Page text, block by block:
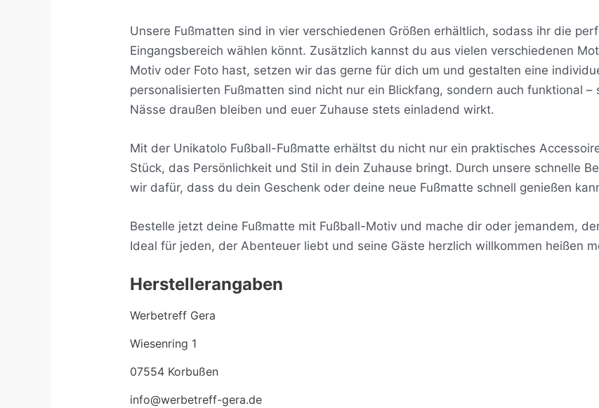
Unsere Fußmatten sind in vier verschiedenen Größen erhältlich, sodass ihr die
Eingangsbereich wählen könnt. Zusätzlich kannst du aus vielen verschiedenen
Motiv oder Foto hast, setzen wir das gerne für dich um und gestalten eine
personalisierten Fußmatten sind nicht nur ein Blickfang, sondern auch funktional
Nässe draußen bleiben und euer Zuhause stets einladend wirkt.
Mit der Unikatolo Fußball-Fußmatte erhältst du nicht nur ein praktisches
Stück, das Persönlichkeit und Stil in dein Zuhause bringt. Durch unsere schnelle
wir dafür, dass du dein Geschenk oder deine neue Fußmatte schnell genießen
Bestelle jetzt deine Fußmatte mit Fußball-Motiv und mache dir oder jemandem,
Ideal für jeden, der Abenteuer liebt und seine Gäste herzlich willkommen heißen
Herstellerangaben
Werbetreff Gera
Wiesenring 1
07554 Korbußen
info@werbetreff-gera.de